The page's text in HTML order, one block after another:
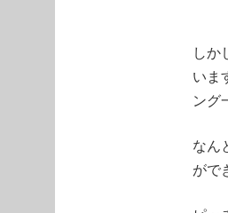
しか
いま
ング
なん
がで